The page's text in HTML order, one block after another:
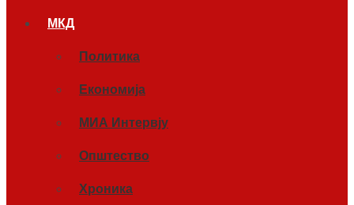
МКД
Политика
Економија
МИА Интервју
Општество
Хроника